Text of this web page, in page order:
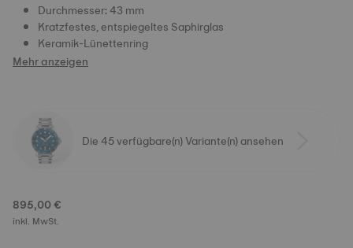
Durchmesser: 43 mm
Kratzfestes, entspiegeltes Saphirglas
Keramik-Lünettenring
Mehr anzeigen
Die 45 verfügbare(n) Variante(n) ansehen
895,00 €
inkl. MwSt.